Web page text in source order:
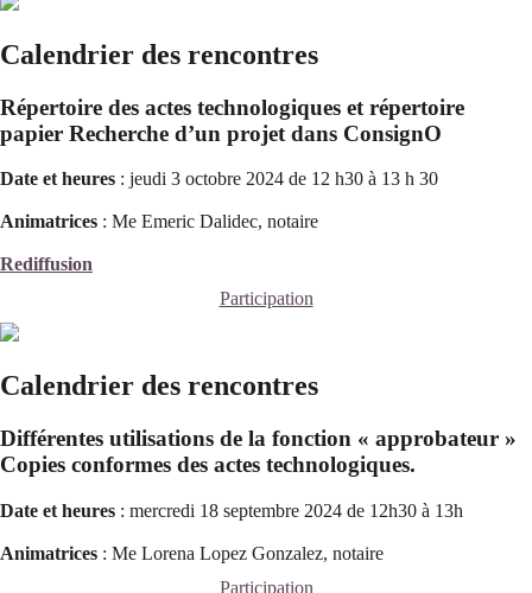
Calendrier des rencontres
Répertoire des actes technologiques et répertoire
papier Recherche d’un projet dans ConsignO
Date et heures : jeudi 3 octobre 2024 de 12 h30 à 13 h 30
Animatrices : Me Emeric Dalidec, notaire
Rediffusion
Participation
Calendrier des rencontres
Différentes utilisations de la fonction « approbateur »
Copies conformes des actes technologiques.
Date et heures : mercredi 18 septembre 2024 de 12h30 à 13h
Animatrices : Me Lorena Lopez Gonzalez, notaire
Participation